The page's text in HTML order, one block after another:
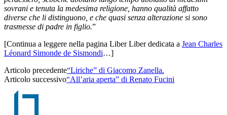
sovrani e tenuta la medesima religione, hanno qualità affatto
diverse che li distinguono, e che quasi senza alterazione si sono
trasmesse di padre in figlio.”
[Continua a leggere nella pagina Liber Liber dedicata a Jean Charles
Léonard Simonde de Sismondi…]
Articolo precedente“Liriche” di Giacomo Zanella.
Articolo successivo“All’aria aperta” di Renato Fucini